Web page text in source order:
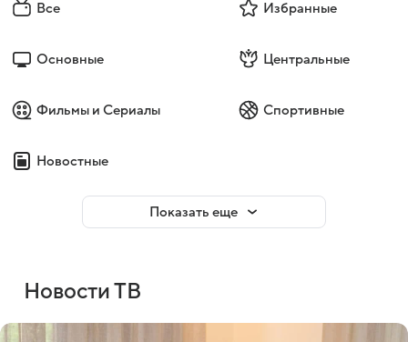
Все Избранные
Основные Центральные
Фильмы и Сериалы Спортивные
Новостные
Показать еще
Новости ТВ